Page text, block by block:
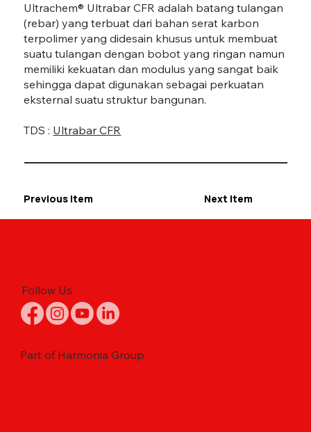
Ultrachem® Ultrabar CFR adalah batang tulangan
(rebar) yang terbuat dari bahan serat karbon
terpolimer yang didesain khusus untuk membuat
suatu tulangan dengan bobot yang ringan namun
memiliki kekuatan dan modulus yang sangat baik
sehingga dapat digunakan sebagai perkuatan
eksternal suatu struktur bangunan.
TDS : Ultrabar CFR
Previous Item Next Item
Follow Us
Part of Harmonia Group